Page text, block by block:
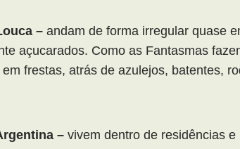
–andam de forma irregular quase
açucarados. Como as Fantasmas
frestas, atrás de azulejos, batentes,
–vivem dentro de residências